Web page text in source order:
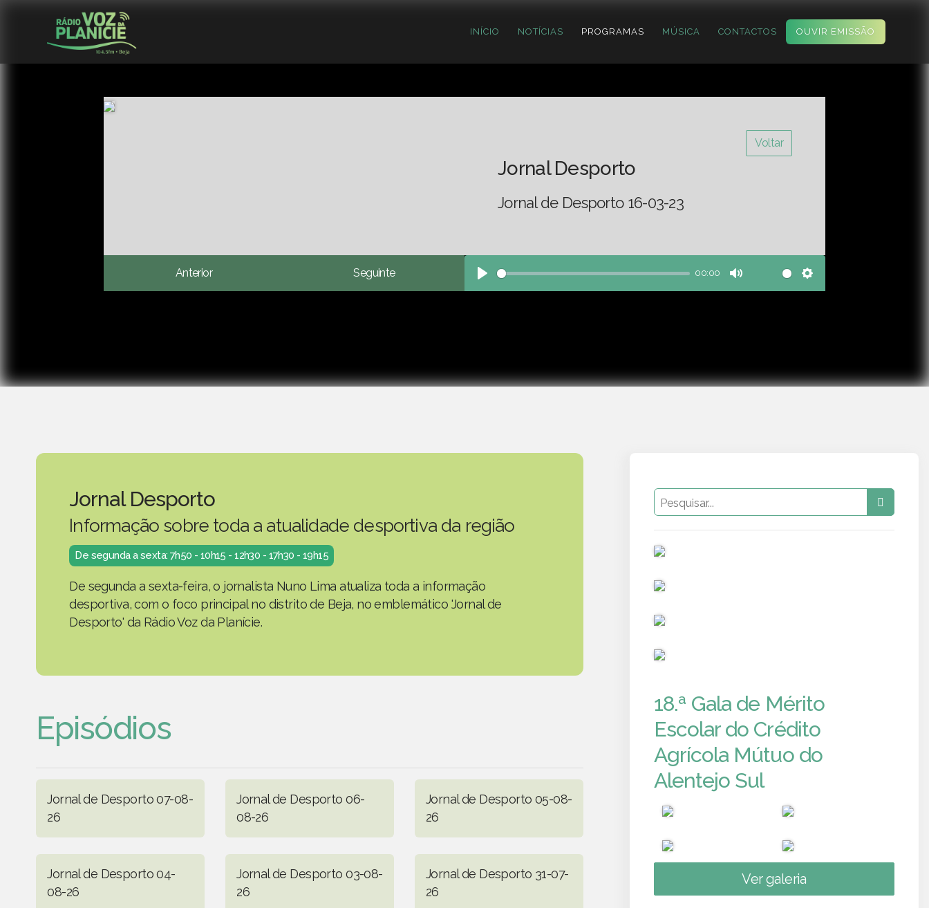
INÍCIO NOTÍCIAS PROGRAMAS MÚSICA CONTACTOS OUVIR EMISSÃO
Voltar
Jornal Desporto
Jornal de Desporto 16-03-23
Anterior Seguinte
Play
00:00
Mute Settings
Jornal Desporto
Informação sobre toda a atualidade desportiva da região
De segunda a sexta: 7h50 - 10h15 - 12h30 - 17h30 - 19h15
De segunda a sexta-feira, o jornalista Nuno Lima atualiza toda a informação
desportiva, com o foco principal no distrito de Beja, no emblemático 'Jornal de
Desporto' da Rádio Voz da Planície.
Episódios
Jornal de Desporto 07-08-
26
Jornal de Desporto 06-
08-26
Jornal de Desporto 05-08-
26
Jornal de Desporto 04-
08-26
Jornal de Desporto 03-08-
26
Jornal de Desporto 31-07-
26
18.ª Gala de Mérito
Escolar do Crédito
Agrícola Mútuo do
Alentejo Sul
Ver galeria